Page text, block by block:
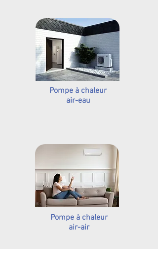
Pompe à chaleur
air-eau
Pompe à chaleur
air-air